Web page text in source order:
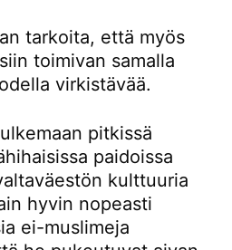
tarkoita, että myös
toimivan samalla
virkistävää.
pitkissä
paidoissa
kulttuuria
hyvin nopeasti
ei-muslimeja